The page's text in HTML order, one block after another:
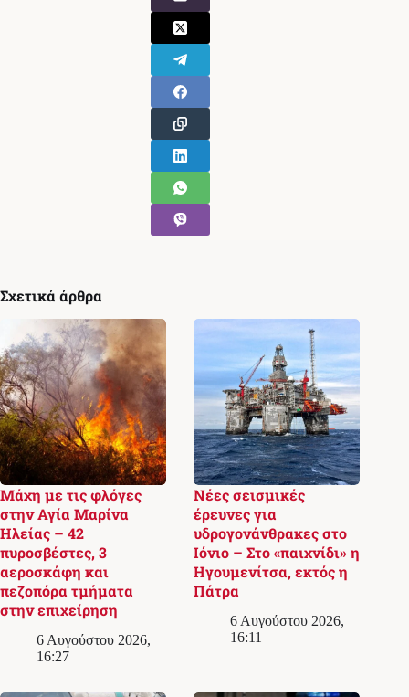
Σχετικά άρθρα
Μάχη με τις φλόγες
στην Αγία Μαρίνα
Ηλείας – 42
πυροσβέστες, 3
αεροσκάφη και
πεζοπόρα τμήματα
στην επιχείρηση
6 Αυγούστου 2026,
16:27
Νέες σεισμικές
έρευνες για
υδρογονάνθρακες στο
Ιόνιο – Στο «παιχνίδι» η
Ηγουμενίτσα, εκτός η
Πάτρα
6 Αυγούστου 2026,
16:11